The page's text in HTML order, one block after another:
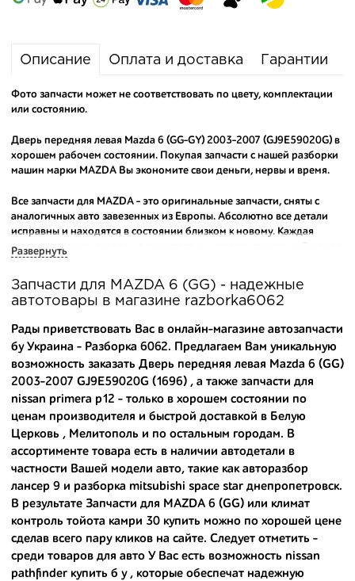
Описание Оплата и доставка Гарантии
Фото запчасти может не соответствовать по цвету, комплектации
или состоянию.
Дверь передняя левая Mazda 6 (GG-GY) 2003-2007 (GJ9E59020G) в
хорошем рабочем состоянии. Покупая запчасти с нашей разборки
машин марки MAZDA Вы экономите свои деньги, нервы и время.
Все запчасти для MAZDA - это оригинальные запчасти, сняты с
аналогичных авто завезенных из Европы. Абсолютно все детали
исправны и находятся в состоянии близком к новому. Каждая
деталь на нашем складе маркируется и имеет оригинальный номер
Вашему вниманию предлагаем широкий ассортимент
автозапчастей дляMAZDA 6 (GG) 2003-2007 и других популярных
марок. Мы продаем оригинальные и высококачественные запчасти,
отказываясь от контрафактных аналогов.
Многие наши оптовые клиенты рекомендуют именно нашу
разборку как надежного и проверенного продавца. Если вам
требуется приобрести оптовую партию деталей для японских
автомобилей, то консультанты нашего интернет-магазина
подберут вам товар и укомплектуют партию. Также мы поможем с
Купить комплектующие для авто с разборки – хорошее решение.
Ведь наши запчасти:
- доступные по цене;
- сняты только с автомобилей, которые ездили по превосходным
европейским и японским дорогам;
Развернуть
Запчасти для MAZDA 6 (GG) - надежные
автотовары в магазине razborka6062
Рады приветствовать Вас в онлайн-магазине автозапчасти
бу Украина - Разборка 6062. Предлагаем Вам уникальную
возможность заказать Дверь передняя левая Mazda 6 (GG)
2003-2007 GJ9E59020G (1696) , а также запчасти для
nissan primera p12 - только в хорошем состоянии по
ценам производителя и быстрой доставкой в Белую
Церковь , Мелитополь и по остальным городам. В
ассортименте товара есть в наличии автодетали в
частности Вашей модели авто, такие какавторазбор
лансер 9 и разборка mitsubishi space star днепропетровск.
В результате Запчасти для MAZDA 6 (GG) или климат
контроль тойота камри 30 купить можно по хорошей цене
сделав всего пару кликов на сайте. Следует отметить -
среди товаров для авто У Вас есть возможность nissan
pathfinder купить б у, которые обеспечат надежную